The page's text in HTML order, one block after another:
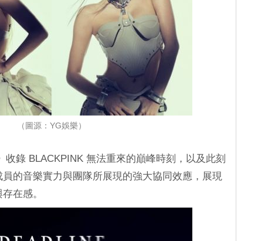
（圖源：YG娛樂）
收錄 BLACKPINK 無法重來的巔峰時刻，以及此刻
的音樂實力與團隊所展現的強大協同效應，展現
在感。